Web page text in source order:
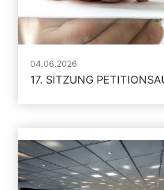
04.06.2026
17. SITZUNG